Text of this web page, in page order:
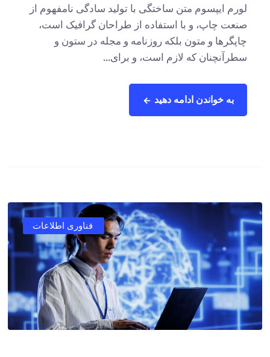
لورم ایپسوم متن ساختگی با تولید سادگی نامفهوم از
صنعت چاپ، و با استفاده از طراحان گرافیک است،
چاپگرها و متون بلکه روزنامه و مجله در ستون و
سطرآنچنان که لازم است، و برای...
به خواندن ادامه دهید
فناوری اطلاعات